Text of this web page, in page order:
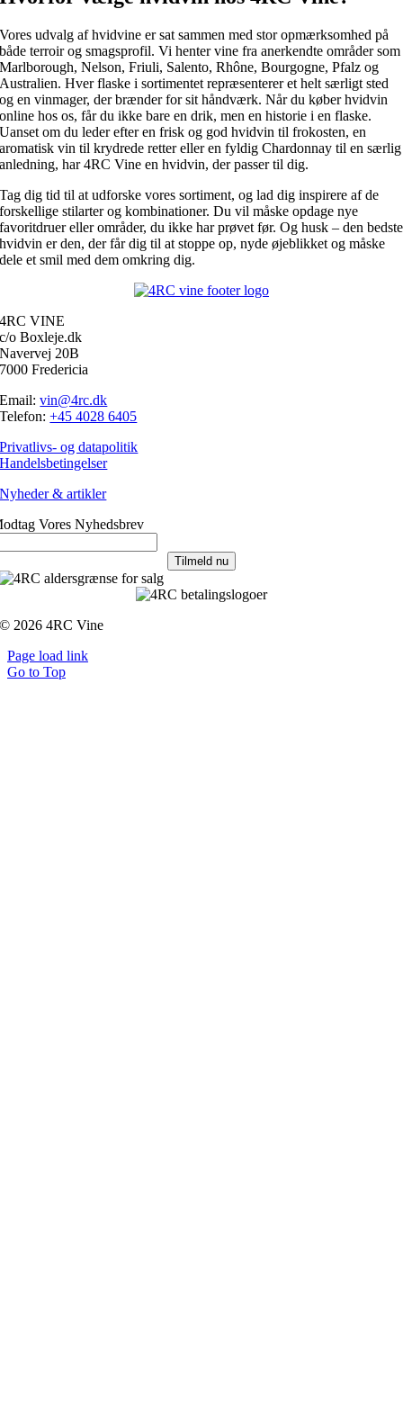
Vores udvalg af hvidvine er sat sammen med stor opmærksomhed på
både terroir og smagsprofil. Vi henter vine fra anerkendte områder som
Marlborough, Nelson, Friuli, Salento, Rhône, Bourgogne, Pfalz og
Australien. Hver flaske i sortimentet repræsenterer et helt særligt sted
og en vinmager, der brænder for sit håndværk. Når du køber hvidvin
online hos os, får du ikke bare en drik, men en historie i en flaske.
Uanset om du leder efter en frisk og god hvidvin til frokosten, en
aromatisk vin til krydrede retter eller en fyldig Chardonnay til en særlig
anledning, har 4RC Vine en hvidvin, der passer til dig.
Tag dig tid til at udforske vores sortiment, og lad dig inspirere af de
forskellige stilarter og kombinationer. Du vil måske opdage nye
favoritdruer eller områder, du ikke har prøvet før. Og husk – den bedste
hvidvin er den, der får dig til at stoppe op, nyde øjeblikket og måske
dele et smil med dem omkring dig.
4RC VINE
c/o Boxleje.dk
Navervej 20B
7000 Fredericia
Email:vin@4rc.dk
Telefon:+45 4028 6405
Privatlivs- og datapolitik
Handelsbetingelser
Nyheder & artikler
Vores Nyhedsbrev
Tilmeld nu
© 2026 4RC Vine
Page load link
Go to Top